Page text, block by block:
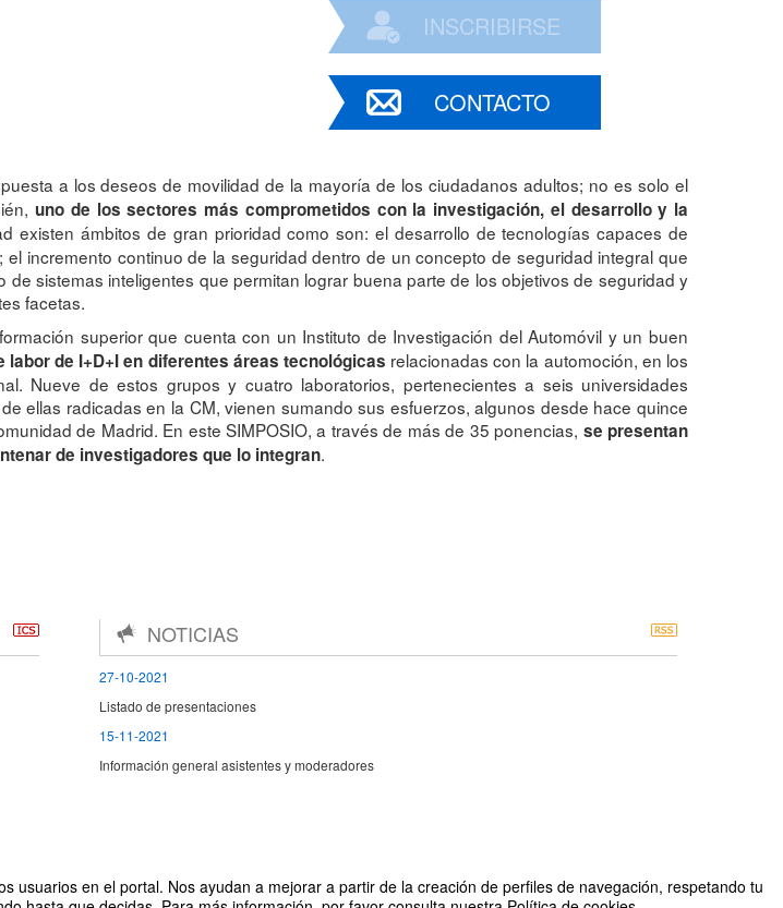
en el portal. Nos ayudan a mejorar a partir de la creación de perfiles de navegación, respetando tu
INSCRIBIRSE
CONTACTO
a los deseos de movilidad de la mayoría de los ciudadanos adultos; no es solo el
uno de los sectores más comprometidos con la investigación, el desarrollo y la
existen ámbitos de gran prioridad como son: el desarrollo de tecnologías capaces de
incremento continuo de la seguridad dentro de un concepto de seguridad integral que
de sistemas inteligentes que permitan lograr buena parte de los objetivos de seguridad y
facetas.
superior que cuenta con un Instituto de Investigación del Automóvil y un buen
labor de I+D+I en diferentes áreas tecnológicas relacionadas con la automoción, en los
Nueve de estos grupos y cuatro laboratorios, pertenecientes a seis universidades
ellas radicadas en la CM, vienen sumando sus esfuerzos, algunos desde hace quince
de Madrid. En este SIMPOSIO, a través de más de 35 ponencias, se presentan
de investigadores que lo integran.
NOTICIAS
27-10-2021
Listado de presentaciones
15-11-2021
Información general asistentes y moderadores